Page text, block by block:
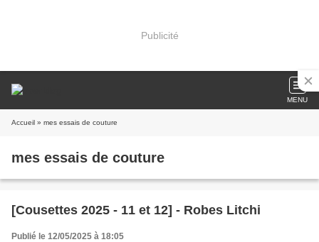
Publicité
MENU
Accueil » mes essais de couture
mes essais de couture
[Cousettes 2025 - 11 et 12] - Robes Litchi
Publié le 12/05/2025 à 18:05